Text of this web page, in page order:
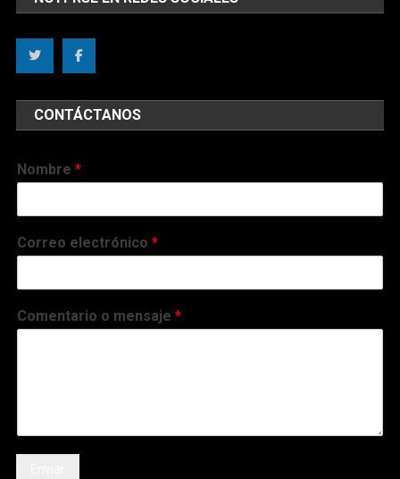
Nombre*
Correo electrónico
Comentario o mensaje*
Comunidades
Educación Salud
Ambiente